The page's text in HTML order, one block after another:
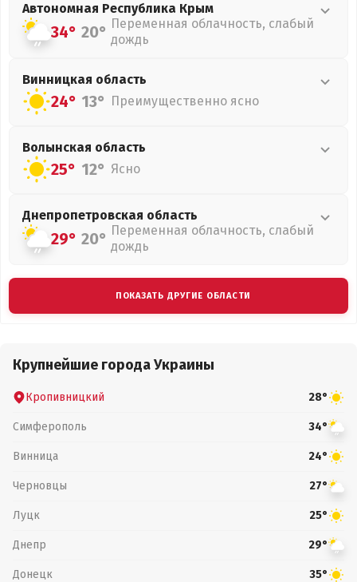
Автономная Республика Крым
34° 20° Переменная облачность, слабый
дождь
Винницкая область
24° 13° Преимущественно ясно
Волынская область
25° 12° Ясно
Днепропетровская область
29° 20° Переменная облачность, слабый
дождь
ПОКАЗАТЬ ДРУГИЕ ОБЛАСТИ
Крупнейшие города Украины
Кропивницкий 28°
Симферополь 34°
Винница 24°
Черновцы 27°
Луцк 25°
Днепр 29°
Донецк 35°